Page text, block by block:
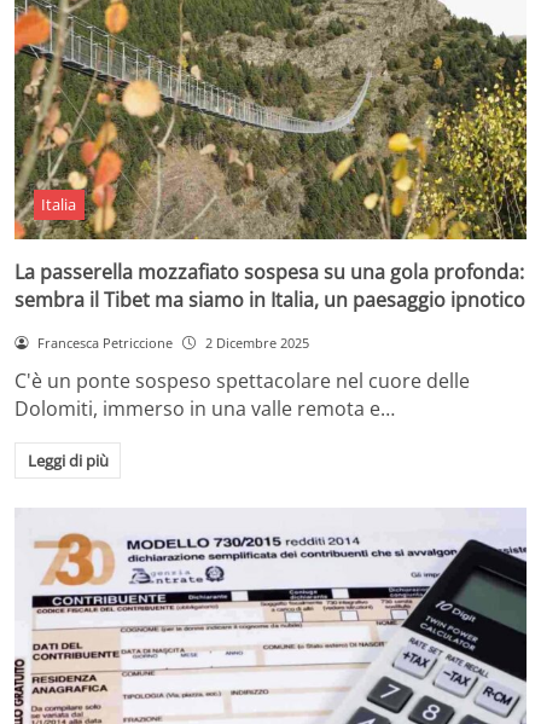
Italia
La passerella mozzafiato sospesa su una gola profonda:
sembra il Tibet ma siamo in Italia, un paesaggio ipnotico
Francesca Petriccione 2 Dicembre 2025
C'è un ponte sospeso spettacolare nel cuore delle
Dolomiti, immerso in una valle remota e…
Leggi di più